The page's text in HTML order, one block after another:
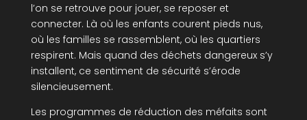
l’on se retrouve pour jouer, se reposer et
connecter. Là où les enfants courent pieds nus,
où les familles se rassemblent, où les quartiers
respirent. Mais quand des déchets dangereux s’y
installent, ce sentiment de sécurité s’érode
silencieusement.
Les programmes de réduction des méfaits sont